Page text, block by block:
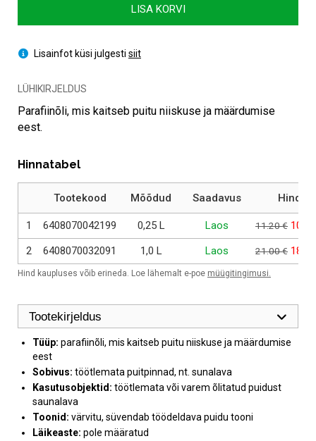
LISA KORVI
Lisainfot küsi julgesti siit
LÜHIKIRJELDUS
Parafiinõli, mis kaitseb puitu niiskuse ja määrdumise
eest.
Hinnatabel
Tootekood Mõõdud Saadavus Hind
1 6408070042199 0,25 L Laos 11.20€
2
6408070032091 1,0 L Laos 21.00€
Hind kaupluses võib erineda. Loe lähemalt e-poe müügitingimusi.
Tootekirjeldus
Tüüp: parafiinõli, mis kaitseb puitu niiskuse ja määrdumise
eest
Sobivus: töötlemata puitpinnad, nt. sunalava
Kasutusobjektid: töötlemata või varem õlitatud puidust
saunalava
Toonid: värvitu, süvendab töödeldava puidu tooni
Läikeaste: pole määratud